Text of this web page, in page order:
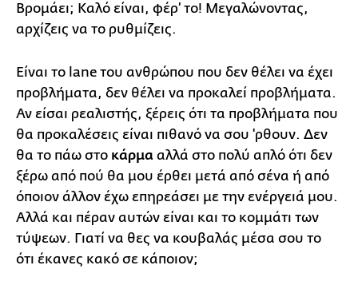
Βρομάει; Καλό είναι, φέρ’ το! Μεγαλώνοντας,
αρχίζεις να το ρυθμίζεις.
Είναι το lane του ανθρώπου που δεν θέλει να έχει
προβλήματα, δεν θέλει να προκαλεί προβλήματα.
Αν είσαι ρεαλιστής, ξέρεις ότι τα προβλήματα που
θα προκαλέσεις είναι πιθανό να σου 'ρθουν. Δεν
θα το πάω στο κάρμα αλλά στο πολύ απλό ότι δεν
ξέρω από πού θα μου έρθει μετά από σένα ή από
όποιον άλλον έχω επηρεάσει με την ενέργειά μου.
Αλλά και πέραν αυτών είναι και το κομμάτι των
τύψεων. Γιατί να θες να κουβαλάς μέσα σου το
ότι έκανες κακό σε κάποιον;